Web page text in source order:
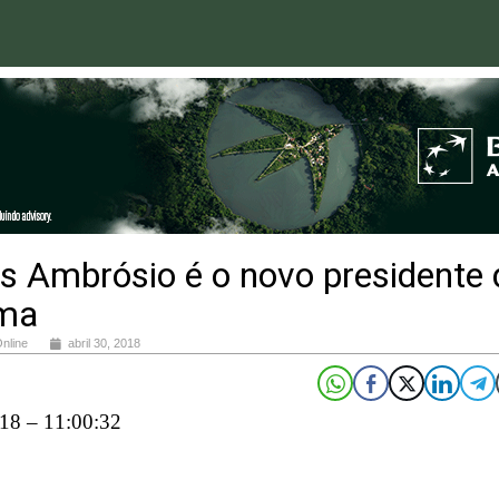
Ambrósio é o novo presidente
abril 30, 2018
– 11:00:32